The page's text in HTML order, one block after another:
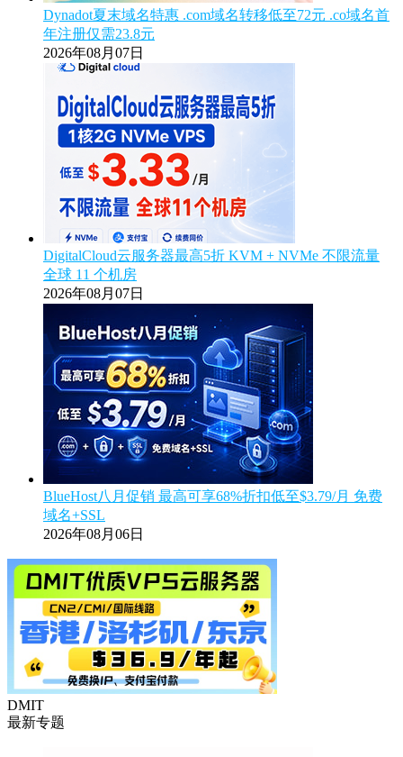
Dynadot夏末域名特惠 .com域名转移低至72元 .co域名首
年注册仅需23.8元
2026年08月07日
DigitalCloud云服务器最高5折 KVM + NVMe 不限流量
全球 11 个机房
2026年08月07日
BlueHost八月促销 最高可享68%折扣低至$3.79/月 免费
域名+SSL
2026年08月06日
DMIT
最新专题